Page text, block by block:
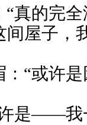
真的完
间屋子，
“或许是
是——我